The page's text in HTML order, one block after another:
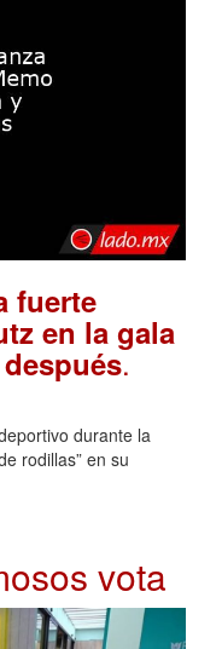
fuerte
en la gala
.
durante la
rodillas” en su
vota